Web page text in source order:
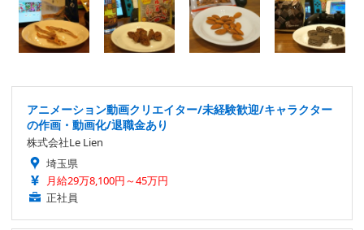
アニメーション動画クリエイター/未経験歓迎/キャラクター
の作画・動画化/退職金あり
株式会社Le Lien
埼玉県
月給29万8,100円～45万円
正社員